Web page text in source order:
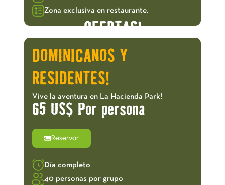
Zona exclusiva en restaurante.
OFERTAS!
DOMINICANOS Y
RESIDENTES!
Vive la aventura en La Hacienda Park!
65 US$ Por persona
Reservar
Día completo
40 personas por grupo